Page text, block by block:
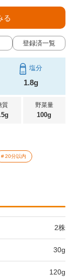
登録済一覧
る
塩分
1.8g
質 野菜量
100g
20分以内
2株
30g
120g